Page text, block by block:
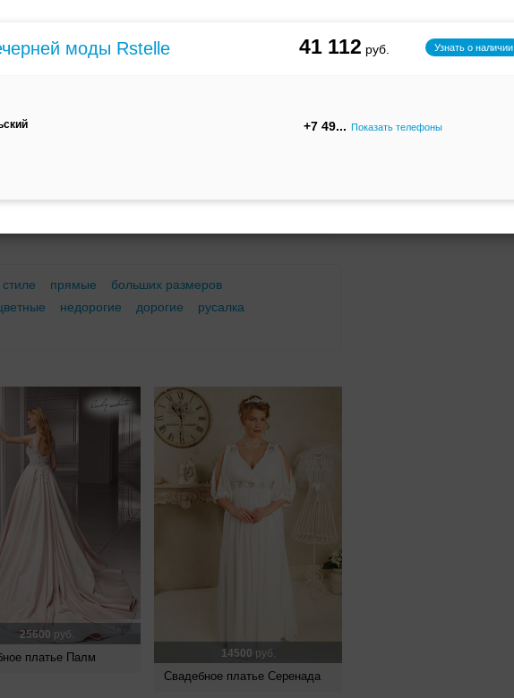
моды Rstelle Узнать о наличии
41 112
+7 49 Показать телефоны
костюм
трансформер
прямые
больших размеров
недорогие дорогие
русалка
25600 руб.
платье Палм 14500 руб.
Свадебное платье Серенада